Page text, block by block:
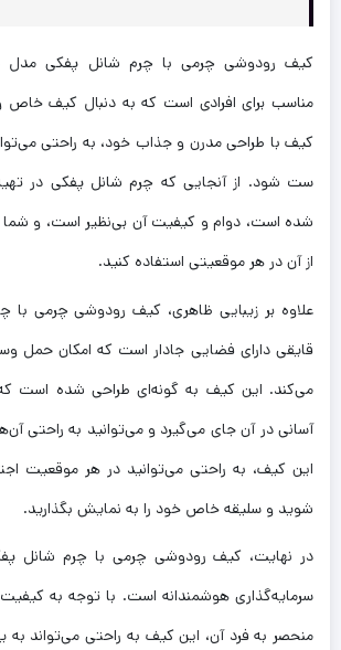
کیف رودوشی چرمی با چرم شانل پفکی مدل
مناسب برای افرادی است که به دنبال کیف
کیف با طراحی مدرن و جذاب خود، به راحتی
ست شود. از آنجایی که چرم شانل پفکی در
شده است، دوام و کیفیت آن بی‌نظیر است، و شما
از آن در هر موقعیتی استفاده کنید.
علاوه بر زیبایی ظاهری، کیف رودوشی چرمی
قایقی دارای فضایی جادار است که امکان حمل
می‌کند. این کیف به گونه‌ای طراحی شده است که
آسانی در آن جای می‌گیرد و می‌توانید به راحتی
این کیف، به راحتی می‌توانید در هر موقعیت
شوید و سلیقه خاص خود را به نمایش بگذارید.
در نهایت، کیف رودوشی چرمی با چرم شانل
سرمایه‌گذاری هوشمندانه است. با توجه به
منحصر به فرد آن، این کیف به راحتی می‌تواند به